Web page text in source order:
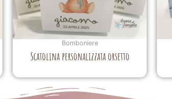
Bomboniere
Scatolina personalizzata orsetto